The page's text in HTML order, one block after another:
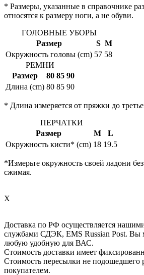
* Размеры, указанные в справочнике
относятся к размеру ноги, а не обуви.
ГОЛОВНЫЕ УБОРЫ
Размер
S M
Окружность головы (cm) 57 58
РЕМНИ
Размер
80 85 90
Длина (cm) 80 85 90
* Длина измеряется от пряжки до
ПЕРЧАТКИ
Размер
M
L
Окружность кисти* (cm) 18 19.5
*Измерьте окружность своей ладони
сжимая.
X
Доставка по РФ осуществляется
службами СДЭК, EMS Russian Post. Вы
любую удобную для ВАС.
Стоимость доставки имеет
Стоимость пересылки не подошедшего
покупателем.